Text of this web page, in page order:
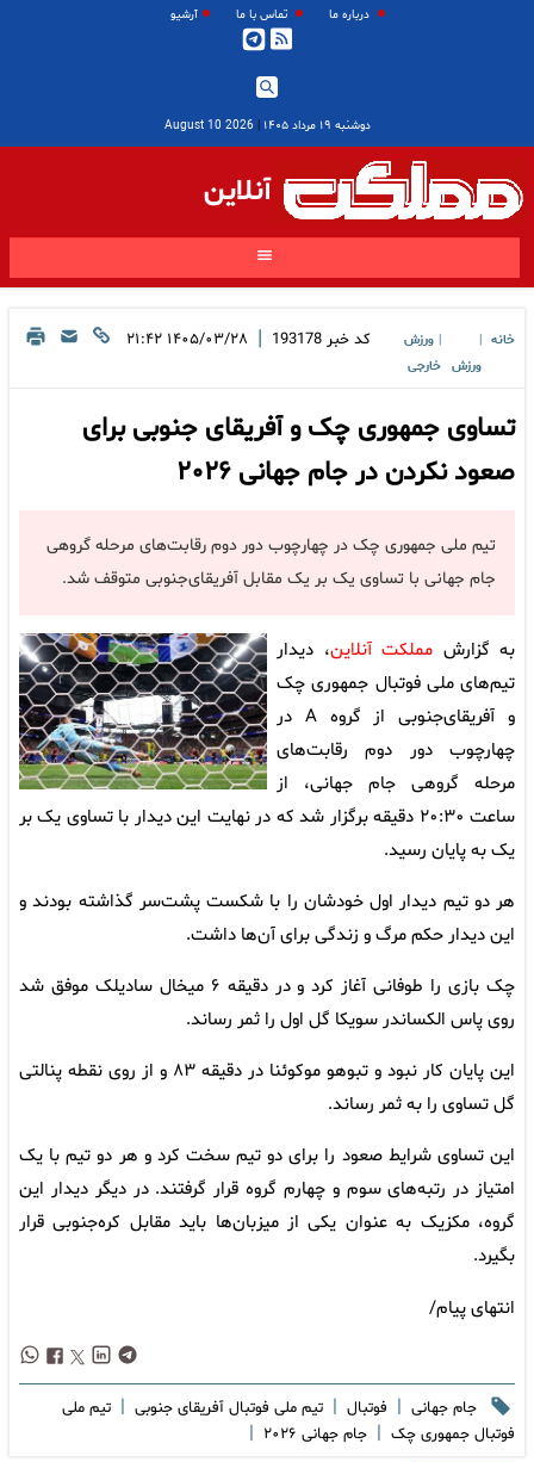
درباره ما تماس با ما آرشیو
دوشنبه ۱۹ مرداد ۱۴۰۵ |
2026 August 10
آنلاین
خانه
ورزش
ورزش
خارجی
کد خبر 193178
| ۱۴۰۵/۰۳/۲۸ ۲۱:۴۲
تساوی جمهوری چک و آفریقای جنوبی برای
صعود نکردن در جام جهانی ۲۰۲۶
تیم ملی جمهوری چک در چهارچوب دور دوم رقابت‌های مرحله گروهی
جام جهانی با تساوی یک بر یک مقابل آفریقای‌جنوبی متوقف شد.
به گزارش مملکت آنلاین، دیدار
تیم‌های ملی فوتبال جمهوری چک
و آفریقای‌جنوبی از گروه A در
چهارچوب دور دوم رقابت‌های
مرحله گروهی جام جهانی، از
ساعت ۲۰:۳۰ دقیقه برگزار شد که در نهایت این دیدار با تساوی یک بر
یک به پایان رسید.
هر دو تیم دیدار اول خودشان را با شکست پشت‌سر گذاشته بودند و
این دیدار حکم مرگ و زندگی برای آن‌ها داشت.
چک بازی را طوفانی آغاز کرد و در دقیقه ۶ میخال سادیلک موفق شد
روی پاس الکساندر سویکا گل اول را ثمر رساند.
این پایان کار نبود و تبوهو موکوئنا در دقیقه ۸۳ و از روی نقطه پنالتی
گل تساوی را به ثمر رساند.
این تساوی شرایط صعود را برای دو تیم سخت کرد و هر دو تیم با یک
امتیاز در رتبه‌های سوم و چهارم گروه قرار گرفتند. در دیگر دیدار این
گروه، مکزیک به عنوان یکی از میزبان‌ها باید مقابل کره‌جنوبی قرار
بگیرد.
انتهای پیام/
جام جهانی | فوتبال | تیم ملی فوتبال آفریقای جنوبی | تیم ملی
فوتبال جمهوری چک | جام جهانی ۲۰۲۶ |